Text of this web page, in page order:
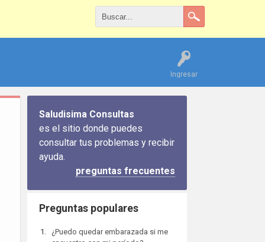
Ingresar
Saludisima Consultas
es el sitio donde puedes
consultar tus problemas y recibir
ayuda.
preguntas frecuentes
Preguntas populares
¿Puedo quedar embarazada si me